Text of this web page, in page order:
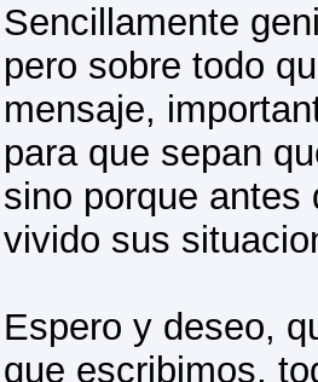
Sencillamente
pero sobre todo
mensaje,
para que sepan
sino porque antes
vivido sus
Espero y deseo,
que escribimos,